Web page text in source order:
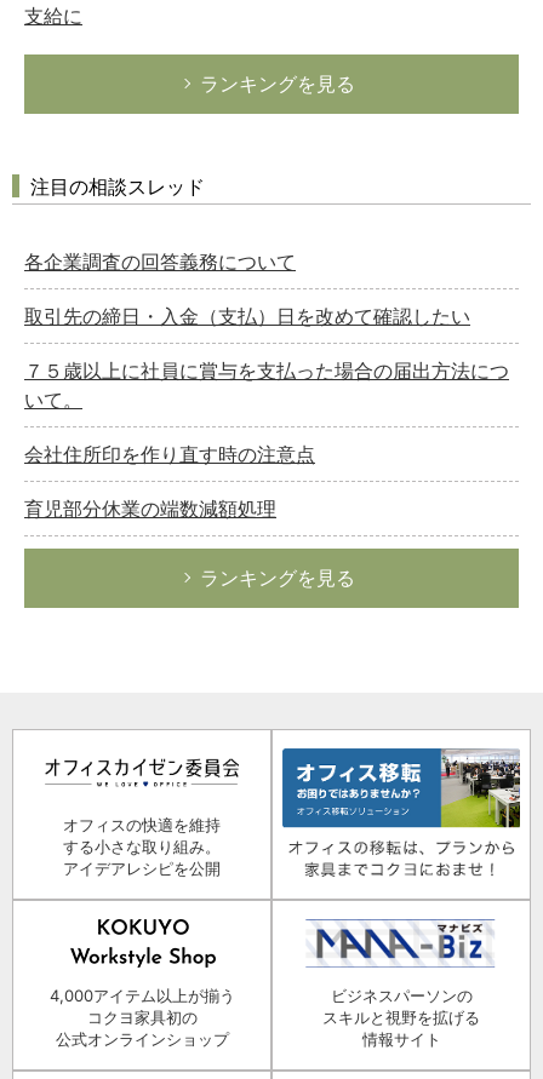
支給に
ランキングを見る
注目の相談スレッド
各企業調査の回答義務について
取引先の締日・入金（支払）日を改めて確認したい
７５歳以上に社員に賞与を支払った場合の届出方法につ
いて。
会社住所印を作り直す時の注意点
育児部分休業の端数減額処理
ランキングを見る
オフィスの快適を維持
する小さな取り組み。
アイデアレシピを公開
4,000アイテム以上が揃う
コクヨ家具初の
公式オンラインショップ
ビジネスパーソンの
スキルと視野を拡げる
情報サイト